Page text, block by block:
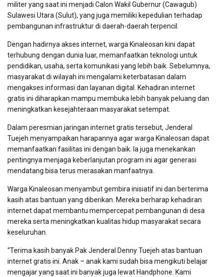
militer yang saat ini menjadi Calon Wakil Gubernur (Cawagub)
Sulawesi Utara (Sulut), yang juga memiliki kepedulian terhadap
pembangunan infrastruktur di daerah-daerah terpencil.
Dengan hadirnya akses internet, warga Kinaleosan kini dapat
terhubung dengan dunia luar, memanfaatkan teknologi untuk
pendidikan, usaha, serta komunikasi yang lebih baik. Sebelumnya,
masyarakat di wilayah ini mengalami keterbatasan dalam
mengakses informasi dan layanan digital. Kehadiran internet
gratis ini diharapkan mampu membuka lebih banyak peluang dan
meningkatkan kesejahteraan masyarakat setempat.
Dalam peresmian jaringan internet gratis tersebut, Jenderal
Tuejeh menyampaikan harapannya agar warga Kinaleosan dapat
memanfaatkan fasilitas ini dengan baik. Ia juga menekankan
pentingnya menjaga keberlanjutan program ini agar generasi
mendatang bisa terus merasakan manfaatnya.
Warga Kinaleosan menyambut gembira inisiatif ini dan berterima
kasih atas bantuan yang diberikan. Mereka berharap kehadiran
internet dapat membantu mempercepat pembangunan di desa
mereka serta meningkatkan kualitas hidup masyarakat secara
keseluruhan.
“Terima kasih banyak Pak Jenderal Denny Tuejeh atas bantuan
internet gratis ini. Anak – anak kami sudah bisa mengikuti belajar
mengajar yang saat ini banyak juga lewat Handphone. Kami